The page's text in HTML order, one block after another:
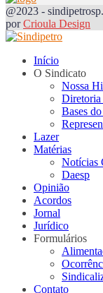
@2023 -
porCrioula Design
Início
O Sindicato
Nossa
Bases
Lazer
Matérias
Notícias
Daesp
Opinião
Acordos
Jornal
Jurídico
Formulários
Contato